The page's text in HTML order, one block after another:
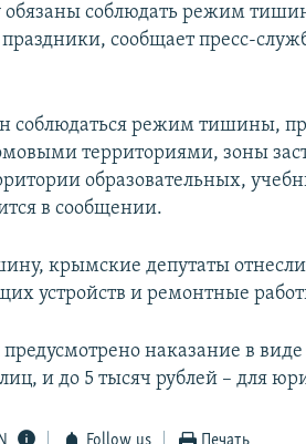
обязаны соблюдать режим
сообщает пресс-
соблюдаться режим тишины,
территориями, зоны
образовательных,
в сообщении.
крымские депутаты
устройств и ремонтные
наказание в виде
и до 5 тысяч рублей – для
Follow us Печать